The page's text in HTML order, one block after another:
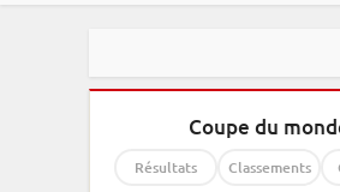
Coupe du
Résultats Classements